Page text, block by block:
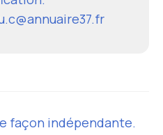
façon indépendante.